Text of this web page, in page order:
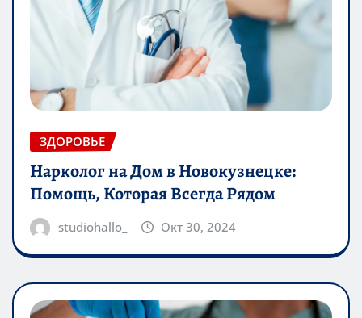
ЗДОРОВЬЕ
Нарколог на Дом в Новокузнецке:
Помощь, Которая Всегда Рядом
studiohallo_ Окт 30, 2024